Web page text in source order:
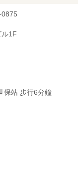
1F
保站 步行6分鐘